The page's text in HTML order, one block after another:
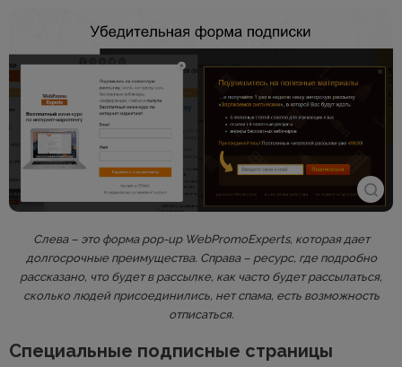
Слева – это форма pop-up WebPromoExperts, которая дает
долгосрочные преимущества. Справа – ресурс, где подробно
рассказано, что будет в рассылке, как часто будет рассылаться,
сколько людей присоединились, нет спама, есть возможность
отписаться.
Специальные подписные страницы